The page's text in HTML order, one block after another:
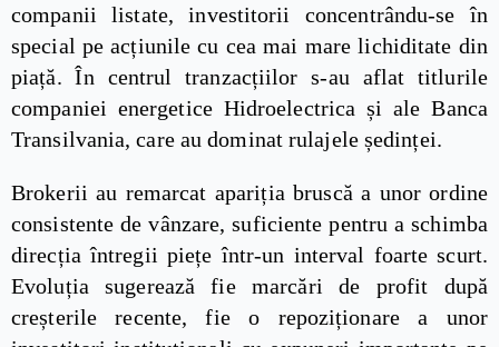
companii listate, investitorii concentrându-se în
special pe acțiunile cu cea mai mare lichiditate din
piață. În centrul tranzacțiilor s-au aflat titlurile
companiei energetice Hidroelectrica și ale Banca
Transilvania, care au dominat rulajele ședinței.
Brokerii au remarcat apariția bruscă a unor ordine
consistente de vânzare, suficiente pentru a schimba
direcția întregii piețe într-un interval foarte scurt.
Evoluția sugerează fie marcări de profit după
creșterile recente, fie o repoziționare a unor